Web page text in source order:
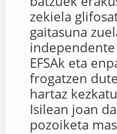
zekiela
gaitasuna
EFSAk eta
frogatzen
hartaz
Isilean joan
pozoiketa